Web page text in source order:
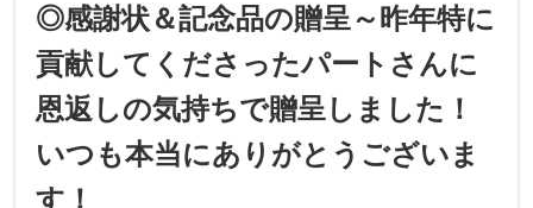
◎感謝状＆記念品の贈呈～昨年特に
貢献してくださったパートさんに
恩返しの気持ちで贈呈しました！
いつも本当にありがとうございま
す！